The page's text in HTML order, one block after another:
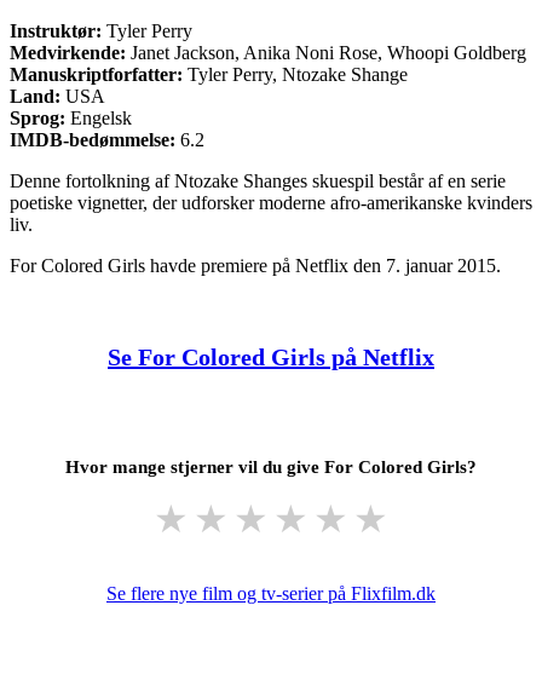
Instruktør: Tyler Perry
Medvirkende: Janet Jackson, Anika Noni Rose, Whoopi Goldberg
Manuskriptforfatter: Tyler Perry, Ntozake Shange
Land: USA
Sprog: Engelsk
IMDB-bedømmelse: 6.2
Denne fortolkning af Ntozake Shanges skuespil består af en serie
poetiske vignetter, der udforsker moderne afro-amerikanske kvinders
liv.
For Colored Girls havde premiere på Netflix den 7. januar 2015.
Se For Colored Girls på Netflix
Hvor mange stjerner vil du give For Colored Girls?
★ ★ ★ ★ ★ ★
Se flere nye film og tv-serier på Flixfilm.dk